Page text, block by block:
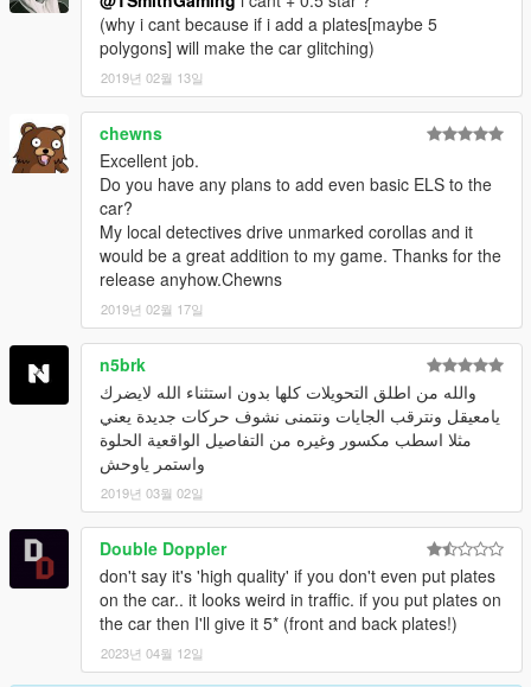
(why i cant because if i add a plates[maybe 5
polygons] will make the car glitching)
2019년 02월 13일
chewns
Excellent job.
Do you have any plans to add even basic ELS to the
car?
My local detectives drive unmarked corollas and it
would be a great addition to my game. Thanks for the
release anyhow.Chewns
2019년 02월 17일
n5brk
والله من اطلق التحويلات كلها بدون استثناء الله لايضرك
يامعيقل ونترقب الجايات ونتمنى نشوف حركات جديدة يعني
مثلا اسطب مكسور وغيره من التفاصيل الواقعية الحلوة
واستمر ياوحش
2019년 03월 02일
Double Doppler
don't say it's 'high quality' if you don't even put plates
on the car.. it looks weird in traffic. if you put plates on
the car then I'll give it 5* (front and back plates!)
2023년 04월 12일